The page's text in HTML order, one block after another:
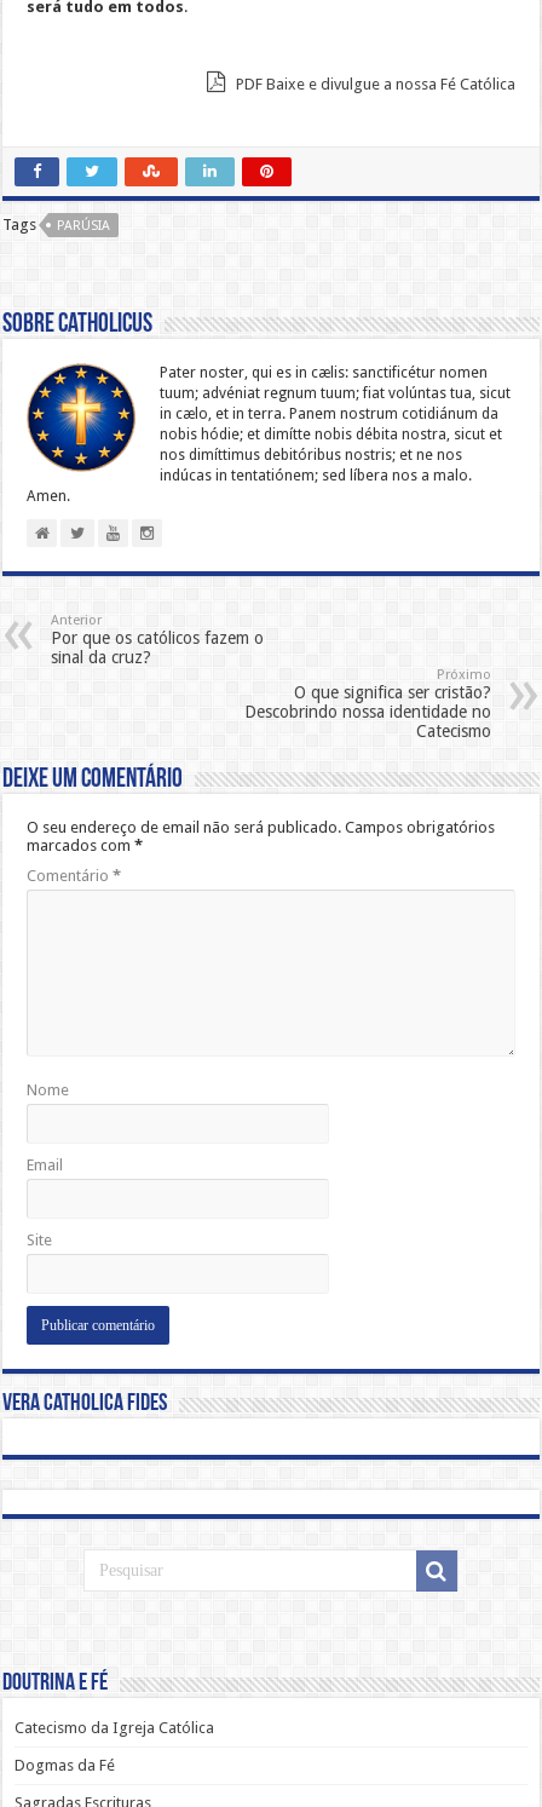
será tudo em todos.
PDF Baixe e divulgue a nossa Fé Católica
Tags PARÚSIA
Sobre catholicus
Pater noster, qui es in cælis: sanc­ti­ficétur nomen
tuum; advéniat regnum tuum; fiat volúntas tua, sicut
in cælo, et in terra. Panem nostrum cotidiánum da
nobis hódie; et dimítte nobis débita nostra, sicut et
nos dimíttimus debitóribus nostris; et ne nos
indúcas in ten­ta­tiónem; sed líbera nos a malo.
Amen.
Anterior
Por que os católicos fazem o
sinal da cruz?
Próximo
O que significa ser cristão?
Descobrindo nossa identidade no
Catecismo
Deixe um comentário
O seu endereço de email não será publicado. Campos obrigatórios
marcados com*
Comentário*
Nome
Email
Site
Vera Catholica Fides
Doutrina e Fé
Catecismo da Igreja Católica
Dogmas da Fé
Sagradas Escrituras